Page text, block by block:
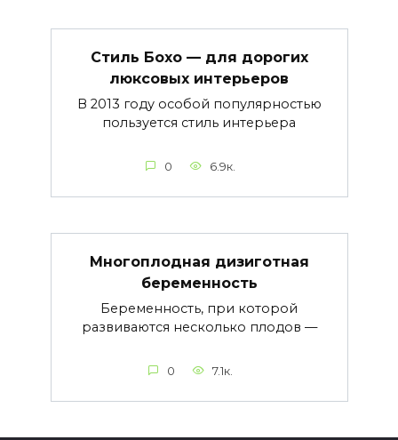
Стиль Бохо — для дорогих
люксовых интерьеров
В 2013 году особой популярностью
пользуется стиль интерьера
0 6.9к.
Многоплодная дизиготная
беременность
Беременность, при которой
развиваются несколько плодов —
0 7.1к.